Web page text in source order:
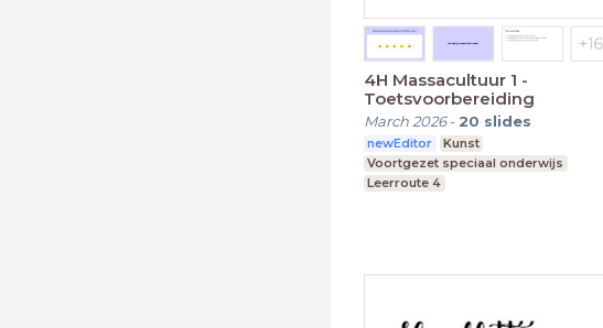
4H Massacultuur 1 -
Toetsvoorbereiding
March 2026- 20 slides
newEditor
Kunst
Voortgezet speciaal onderwijs
Leerroute 4